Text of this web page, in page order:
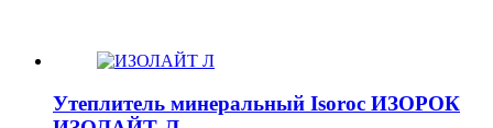
Утеплитель минеральный Isoroc ИЗОРОК